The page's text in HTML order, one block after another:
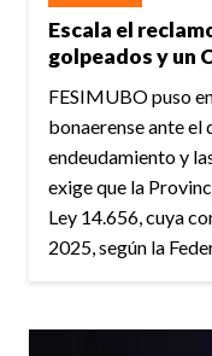
Escala el
golpeados y un
FESIMUBO puso
bonaerense ante el
endeudamiento y
exige que la
Ley 14.656, cuya
2025, según la